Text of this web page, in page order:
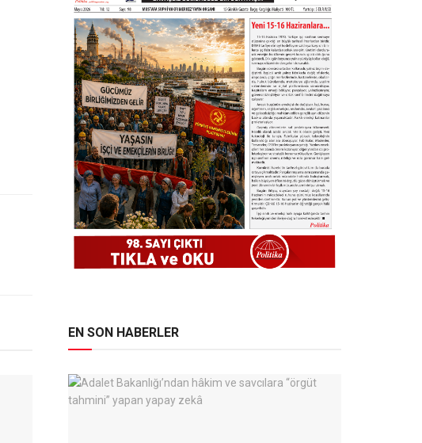
EN SON HABERLER